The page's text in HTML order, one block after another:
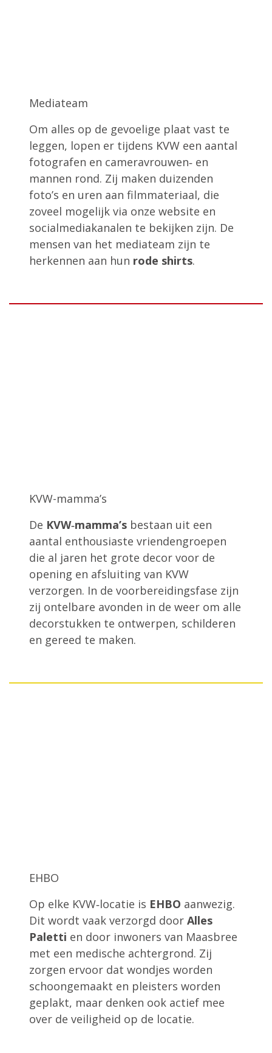
Mediateam
Om alles op de gevoelige plaat vast te
leggen, lopen er tijdens KVW een aantal
fotografen en cameravrouwen‑ en
mannen rond. Zij maken duizenden
foto’s en uren aan filmmateriaal, die
zoveel mogelijk via onze website en
socialmediakanalen te bekijken zijn. De
mensen van het mediateam zijn te
herkennen aan hun rode shirts.
KVW-mamma’s
De KVW‑mamma’s bestaan uit een
aantal enthousiaste vriendengroepen
die al jaren het grote decor voor de
opening en afsluiting van KVW
verzorgen. In de voorbereidingsfase zijn
zij ontelbare avonden in de weer om alle
decorstukken te ontwerpen, schilderen
en gereed te maken.
EHBO
Op elke KVW‑locatie is EHBO aanwezig.
Dit wordt vaak verzorgd doorAlles
Paletti en door inwoners van Maasbree
met een medische achtergrond. Zij
zorgen ervoor dat wondjes worden
schoongemaakt en pleisters worden
geplakt, maar denken ook actief mee
over de veiligheid op de locatie.